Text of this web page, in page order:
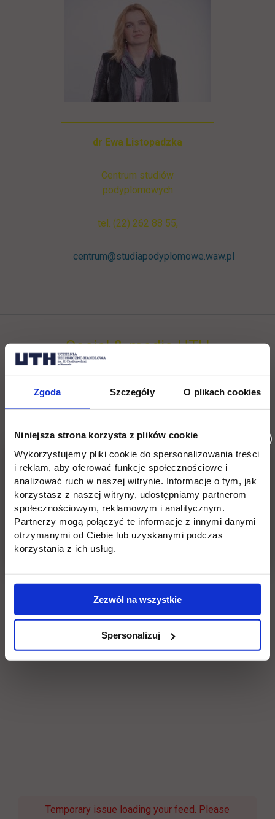
Zgoda Szczegóły O plikach cookies
Niniejsza strona korzysta z plików cookie
Wykorzystujemy pliki cookie do spersonalizowania treści
i reklam, aby oferować funkcje społecznościowe i
analizować ruch w naszej witrynie. Informacje o tym, jak
korzystasz z naszej witryny, udostępniamy partnerom
społecznościowym, reklamowym i analitycznym.
Partnerzy mogą połączyć te informacje z innymi danymi
otrzymanymi od Ciebie lub uzyskanymi podczas
korzystania z ich usług.
Zezwól na wszystkie
Spersonalizuj
dr Ewa Listopadzka
Centrum studiów
podyplomowych
tel. (22) 262 88 55,
centrum@studiapodyplomowe.waw.pl
Social & media UTH
Zobacz, co u nas słychać
Filter network
All
Temporary issue loading your feed. Please